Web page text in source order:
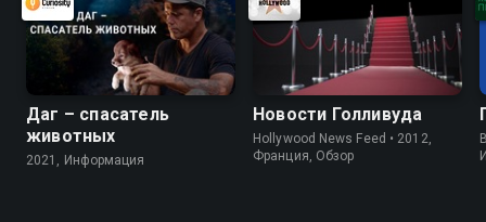
Даг – спасатель
животных
2021, Информация
Новости Голливуда
Hollywood News Feed • 2012,
Франция, Обзор